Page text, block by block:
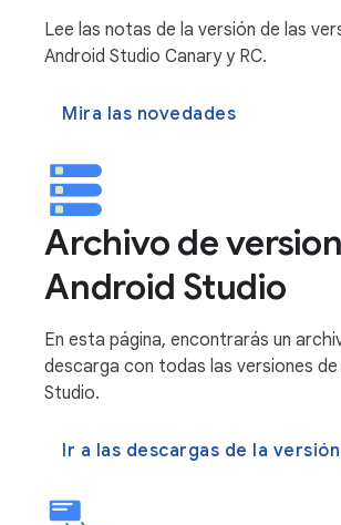
Lee las notas de la versión de las
Android Studio Canary y RC.
Mira las novedades
Archivo de
Android Studio
En esta página, encontrarás un
descarga con todas las versiones de
Studio.
Ir a las descargas de la versión